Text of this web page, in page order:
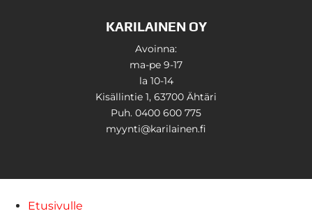
KARILAINEN OY
Avoinna:
ma-pe 9-17
la 10-14
Kisällintie 1, 63700 Ähtäri
Puh. 0400 600 775
myynti@karilainen.fi
Etusivulle